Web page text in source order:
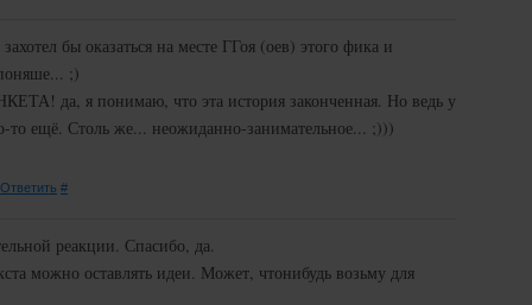
бы оказаться на месте ГГоя (оев) этого фика и
;)
да, я понимаю, что эта история законченная. Но ведь у
то ещё. Столь же... неожиданно-занимательное... ;)))
Ответить #
реакции. Спасибо, да.
можно оставлять идеи. Может, чтонибудь возьму для